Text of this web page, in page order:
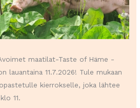
maatilat-Taste of Häme -
lauantaina 11.7.2026! Tule mukaan
kierrokselle, joka lähtee
11.